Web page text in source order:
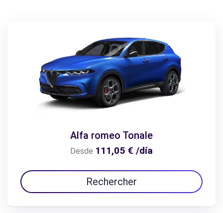
Alfa romeo Tonale
Desde 111,05 € /día
Rechercher